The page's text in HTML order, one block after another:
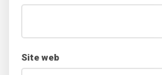
Site web